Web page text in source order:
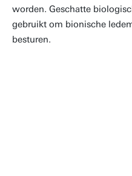
worden. Geschatte
gebruikt om bionische
besturen.